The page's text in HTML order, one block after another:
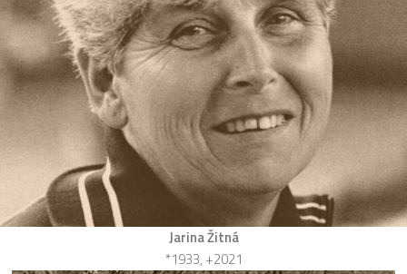
Jarina Žitná
*1933, +2021